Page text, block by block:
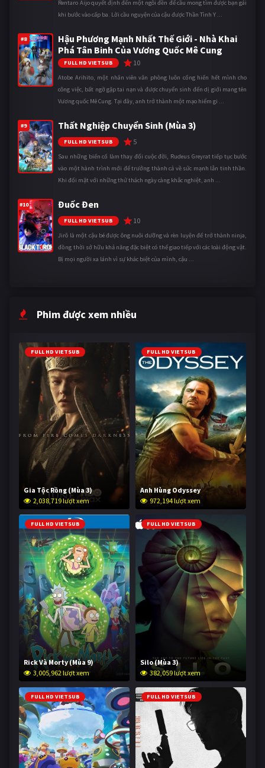
Rentaro Aijo quyết định đến một ngôi đền để cầu mong tìm được bạn gái
khi bước vào cấp ba. Lời cầu nguyện của cậu được Thần Tình Y ...
#8
Hậu Phương Mạnh Nhất Thế Giới - Nhà Khai
Phá Tân Binh Của Vương Quốc Mê Cung
FULL HD VIETSUB 10
Atobe Arihito, một nhân viên văn phòng luôn cống hiến hết mình cho
công việc, bất ngờ gặp tai nạn và được chuyển sinh đến dị giới mang tên
Vương quốc Mê Cung. Tại đây, anh trở thành một mạo hiểm gi ...
#9 Thất Nghiệp Chuyển Sinh (Mùa 3)
FULL HD VIETSUB 5
Sau những biến cố làm thay đổi cuộc đời, Rudeus Greyrat tiếp tục bước
vào một hành trình mới để trưởng thành cả về sức mạnh lẫn tinh thần.
Khi đối mặt với những thử thách ngày càng khắc nghiệt, anh ...
#10 Đuốc Đen
FULL HD VIETSUB 10
Jirô là một cậu bé được ông nuôi dưỡng và rèn luyện để trở thành ninja,
đồng thời sở hữu khả năng đặc biệt có thể giao tiếp với các loài động vật.
Bị mọi người xa lánh vì sự khác biệt của mình, cậu ...
Phim được xem nhiều
FULL HD VIETSUB
Gia Tộc Rồng (Mùa 3)
2,038,719 lượt xem
FULL HD VIETSUB
Anh Hùng Odyssey
972,194 lượt xem
FULL HD VIETSUB
Rick Và Morty (Mùa 9)
3,005,962 lượt xem
FULL HD VIETSUB
Silo (Mùa 3)
382,059 lượt xem
FULL HD VIETSUB FULL HD VIETSUB